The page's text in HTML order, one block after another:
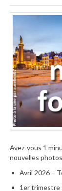
Avez-vous 1
nouvelles
Avril 2026 –
1er trimestre